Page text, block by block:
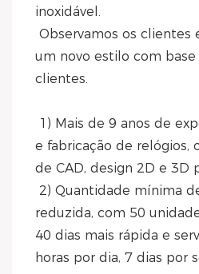
inoxidável.
um novo estilo com
clientes.
e fabricação de relógios,
de CAD, design 2D e 3D
reduzida, com 50
40 dias mais rápida e
horas por dia, 7 dias por